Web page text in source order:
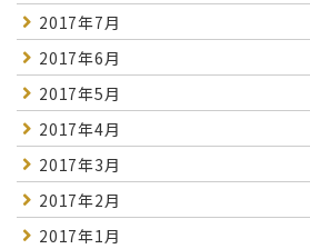
2017年7月
2017年6月
2017年5月
2017年4月
2017年3月
2017年2月
2017年1月